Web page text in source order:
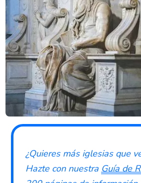
¿Quieres más iglesias que
Hazte con nuestraGuía de